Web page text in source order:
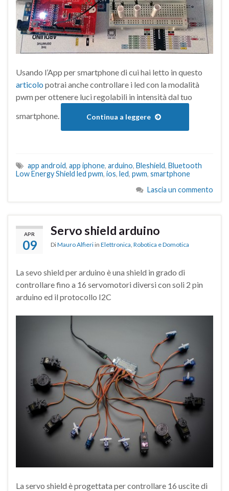
Usando l’App per smartphone di cui hai letto in questo
articolo potrai anche controllare i led con la modalità
pwm per ottenere luci regolabili in intensità dal tuo
smartphone.
Continua a leggere
app android, app iphone, arduino, Bleshield, Bluetooth
Low Energy Shield led pwm, ios, led, pwm, smartphone
Lascia un commento
APR
09
Servo shield arduino
DiMauro Alfieri in Elettronica Robotica e Domotica
La sevo shield per arduino è una shield in grado di
controllare fino a 16 servomotori diversi con soli 2 pin
arduino ed il protocollo I2C
La servo shield è progettata per controllare 16 uscite di